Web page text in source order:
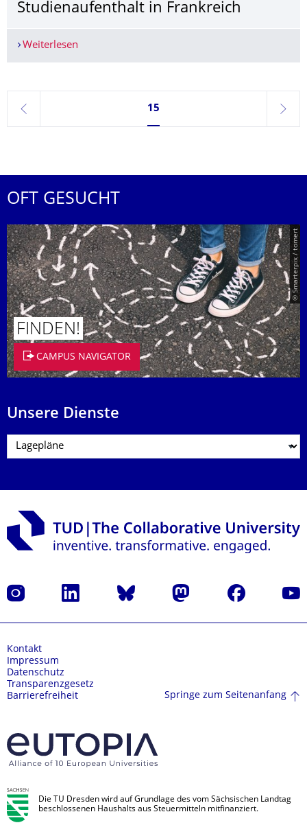
Studienaufenthalt in Frankreich
Weiterlesen
zurück
Seite 15, aktuell ausgewählt
15
weiter
OFT GESUCHT
© Smarterpix / tomert
FINDEN!
CAMPUS NAVIGATOR
Unsere Dienste
Instagram LinkedIn Bluesky Mastodon Facebook
Kontakt
Impressum
Datenschutz
Transparenzgesetz
Barrierefreiheit
Springe zum Seitenanfang
Die TU Dresden wird auf Grundlage des vom Sächsischen Landtag
beschlossenen Haushalts aus Steuermitteln mitfinanziert.